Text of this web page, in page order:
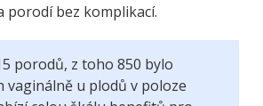
porodí bez komplikací.
porodů, z toho 850 bylo
u plodů v poloze